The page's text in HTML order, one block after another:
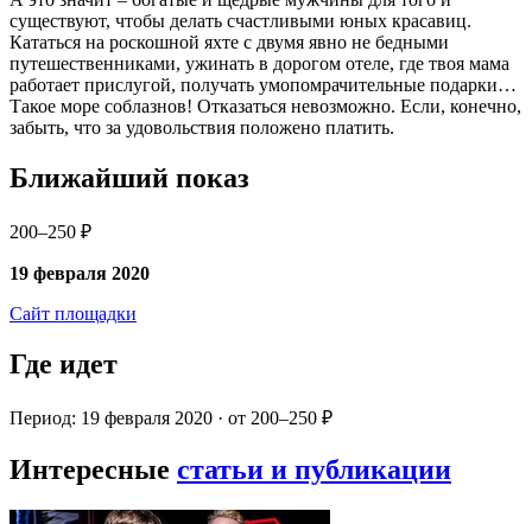
существуют, чтобы делать счастливыми юных красавиц.
Кататься на роскошной яхте с двумя явно не бедными
путешественниками, ужинать в дорогом отеле, где твоя мама
работает прислугой, получать умопомрачительные подарки…
Такое море соблазнов! Отказаться невозможно. Если, конечно,
забыть, что за удовольствия положено платить.
Ближайший показ
200–250 ₽
19 февраля 2020
Сайт площадки
Где идет
Период: 19 февраля 2020 · от 200–250 ₽
Интересные статьи и публикации